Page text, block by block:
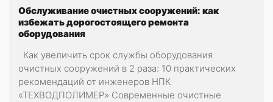
Обслуживание очистных сооружений: как
избежать дорогостоящего ремонта
оборудования
Как увеличить срок службы оборудования
очистных сооружений в 2 раза: 10 практических
рекомендаций от инженеров НПК
«ТЕХВОДПОЛИМЕР» Современные очистные